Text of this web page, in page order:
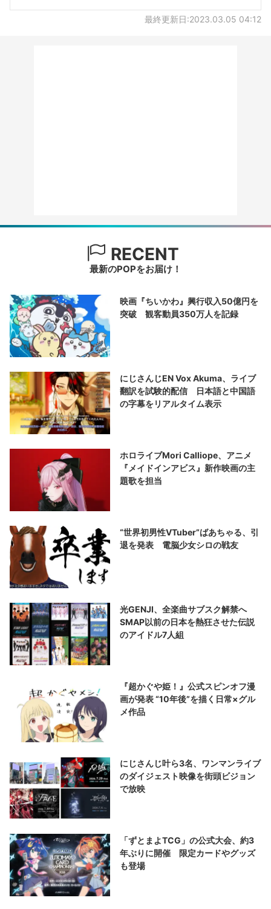
最終更新日:2023.03.05 04:12
RECENT
最新のPOPをお届け！
映画『ちいかわ』興行収入50億円を
突破 観客動員350万人を記録
にじさんじEN Vox Akuma、ライブ
翻訳を試験的配信 日本語と中国語
の字幕をリアルタイム表示
ホロライブMori Calliope、アニメ
『メイドインアビス』新作映画の主
題歌を担当
“世界初男性VTuber”ばあちゃる、引
退を発表 電脳少女シロの戦友
光GENJI、全楽曲サブスク解禁へ
SMAP以前の日本を熱狂させた伝説
のアイドル7人組
『超かぐや姫！』公式スピンオフ漫
画が発表 “10年後”を描く日常×グル
メ作品
にじさんじ叶ら3名、ワンマンライブ
のダイジェスト映像を街頭ビジョン
で放映
「ずとまよTCG」の公式大会、約3
年ぶりに開催 限定カードやグッズ
も登場